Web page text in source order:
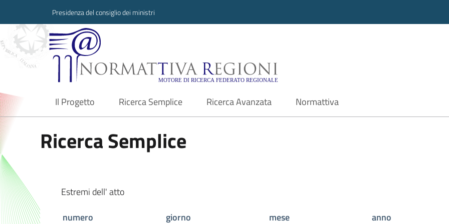
Presidenza del consiglio dei ministri
Normattiva Regioni - Motore di ricerca
Il Progetto
current Ricerca Semplice Ricerca Avanzata Normattiva
Ricerca Semplice
Estremi dell' atto
numero
giorno mese
anno